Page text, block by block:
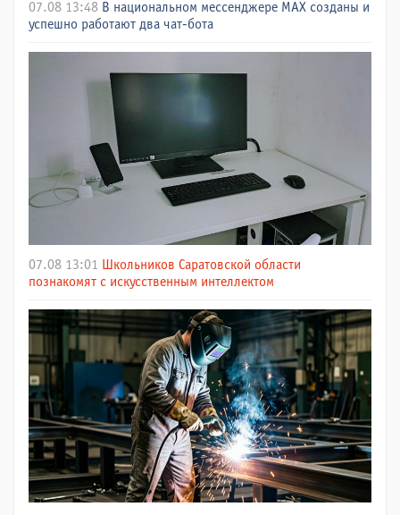
07.08 13:48 В национальном мессенджере МАХ созданы и
успешно работают два чат-бота
07.08 13:01 Школьников Саратовской области
познакомят с искусственным интеллектом